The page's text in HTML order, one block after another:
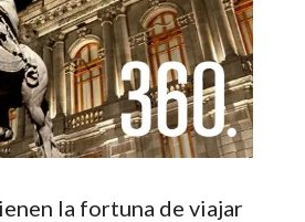
la fortuna de viajar